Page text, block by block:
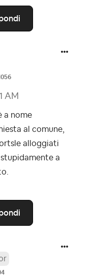
AM
a nome
al comune,
alloggiati
a